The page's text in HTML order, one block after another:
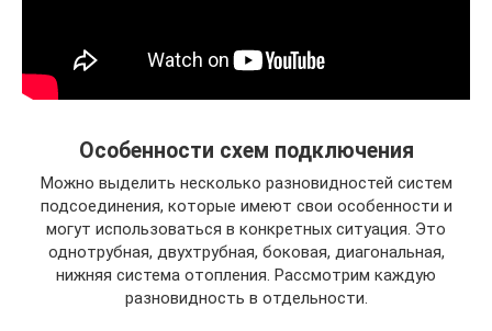
Особенности схем подключения
Можно выделить несколько разновидностей систем
подсоединения, которые имеют свои особенности и
могут использоваться в конкретных ситуация. Это
однотрубная, двухтрубная, боковая, диагональная,
нижняя система отопления. Рассмотрим каждую
разновидность в отдельности.